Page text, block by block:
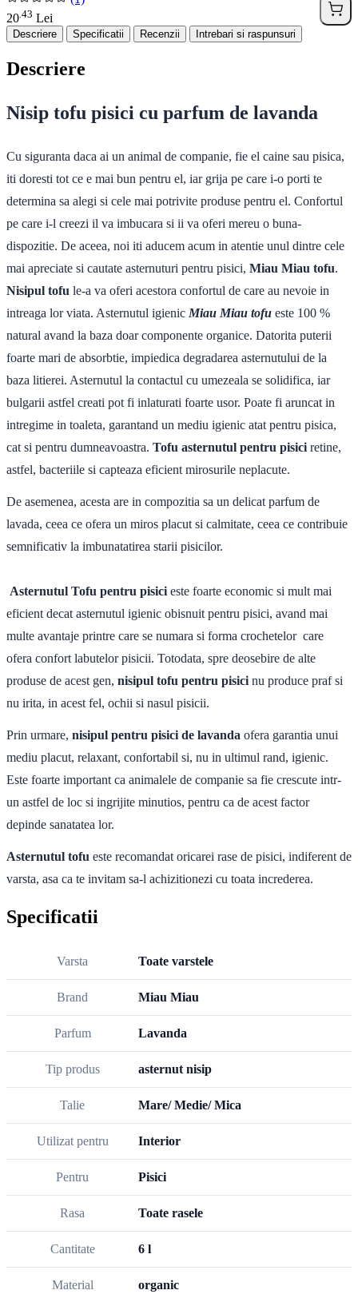
20 43 Lei
Descriere Specificatii Recenzii Intrebari si raspunsuri
Descriere
Nisip tofu pisici cu parfum de lavanda
Cu siguranta daca ai un animal de companie, fie el caine sau pisica,
iti doresti tot ce e mai bun pentru el, iar grija pe care i-o porti te
determina sa alegi si cele mai potrivite produse pentru el. Confortul
pe care i-l creezi il va imbucara si ii va oferi mereu o buna-
dispozitie. De aceea, noi iti aducem acum in atentie unul dintre cele
mai apreciate si cautate asternuturi pentru pisici, Miau Miau tofu.
Nisipul tofu le-a va oferi acestora confortul de care au nevoie in
intreaga lor viata. Asternutul igienic Miau Miau tofu este 100 %
natural avand la baza doar componente organice. Datorita puterii
foarte mari de absorbtie, impiedica degradarea asternutului de la
baza litierei. Asternutul la contactul cu umezeala se solidifica, iar
bulgarii astfel creati pot fi inlaturati foarte usor. Poate fi aruncat in
intregime in toaleta, garantand un mediu igienic atat pentru pisica,
cat si pentru dumneavoastra. Tofu asternutul pentru pisici retine,
astfel, bacteriile si capteaza eficient mirosurile neplacute.
De asemenea, acesta are in compozitia sa un delicat parfum de
lavada, ceea ce ofera un miros placut si calmitate, ceea ce contribuie
semnificativ la imbunatatirea starii pisicilor.
Asternutul Tofu pentru pisici este foarte economic si mult mai
eficient decat asternutul igienic obisnuit pentru pisici, avand mai
multe avantaje printre care se numara si forma crochetelor care
ofera confort labutelor pisicii. Totodata, spre deosebire de alte
produse de acest gen, nisipul tofu pentru pisici nu produce praf si
nu irita, in acest fel, ochii si nasul pisicii.
Prin urmare, nisipul pentru pisici de lavanda ofera garantia unui
mediu placut, relaxant, confortabil si, nu in ultimul rand, igienic.
Este foarte important ca animalele de companie sa fie crescute intr-
un astfel de loc si ingrijite minutios, pentru ca de acest factor
depinde sanatatea lor.
Asternutul tofu este recomandat oricarei rase de pisici, indiferent de
varsta, asa ca te invitam sa-l achizitionezi cu toata increderea.
Specificatii
Varsta Toate varstele
Brand Miau Miau
Parfum Lavanda
Tip produs asternut nisip
Talie Mare/ Medie/ Mica
Utilizat pentru Interior
Pentru Pisici
Rasa Toate rasele
Cantitate 6 l
Material organic